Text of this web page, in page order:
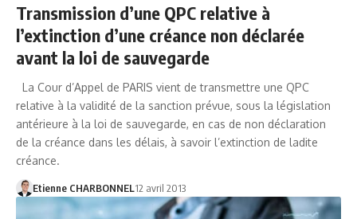
Transmission d’une QPC relative à
l’extinction d’une créance non déclarée
avant la loi de sauvegarde
La Cour d’Appel de PARIS vient de transmettre une QPC
relative à la validité de la sanction prévue, sous la législation
antérieure à la loi de sauvegarde, en cas de non déclaration
de la créance dans les délais, à savoir l’extinction de ladite
créance.
Etienne CHARBONNEL12 avril 2013